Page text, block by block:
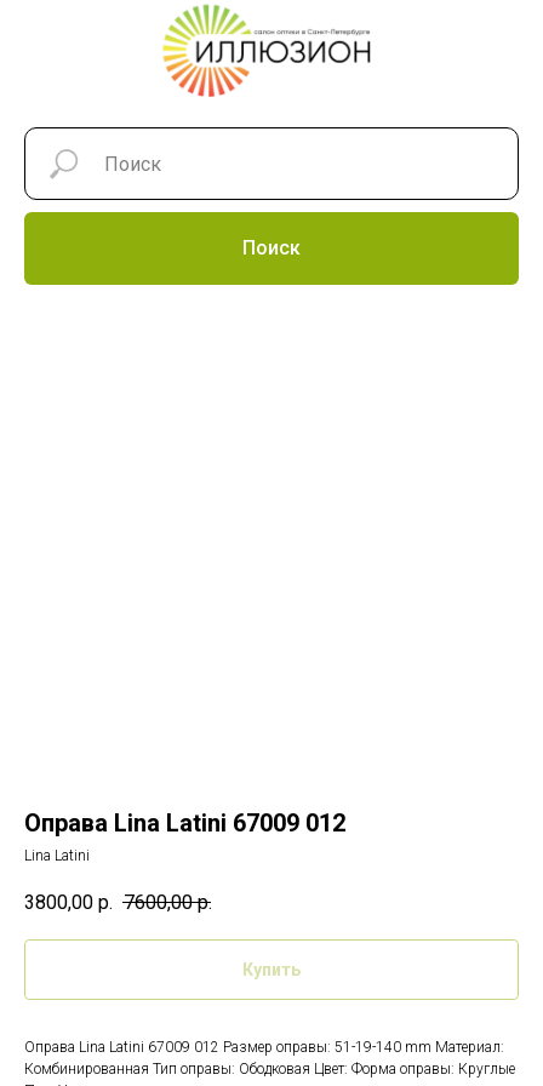
Поиск
Оправа Lina Latini 67009 012
Lina Latini
3800,00 р. 7600,00 р.
Купить
Оправа Lina Latini 67009 012 Размер оправы: 51-19-140 mm Материал:
Комбинированная Тип оправы: Ободковая Цвет: Форма оправы: Круглые